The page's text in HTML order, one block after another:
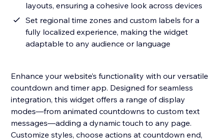
layouts, ensuring a cohesive look across devices
Set regional time zones and custom labels for a
fully localized experience, making the widget
adaptable to any audience or language
Enhance your website’s functionality with our versatile
countdown and timer app. Designed for seamless
integration, this widget offers a range of display
modes—from animated countdowns to custom text
messages—adding a dynamic touch to any page.
Customize styles, choose actions at countdown end,